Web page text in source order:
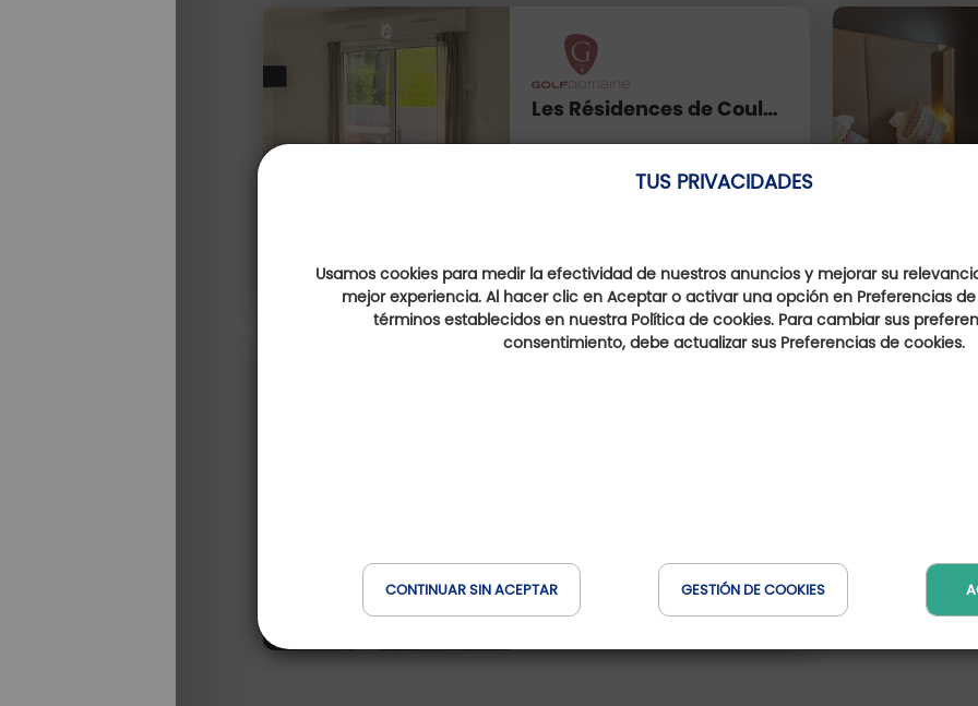
TUS PRIVACIDADES
Usamos cookies para medir la efectividad de nuestros anuncios y mejorar su
mejor experiencia. Al hacer clic en Aceptar o activar una opción en Preferencias
términos establecidos en nuestra Política de cookies. Para cambiar sus
consentimiento, debe actualizar sus Preferencias de cookies.
CONTINUAR SIN ACEPTAR GESTIÓN DE COOKIES
Les Résidences de Coulondres
Hotel Partenaire